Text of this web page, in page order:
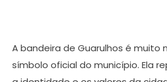
A bandeira de Guarulhos é muito
símbolo oficial do município. Ela